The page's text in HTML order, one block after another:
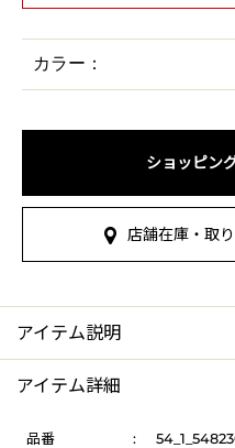
カラー：
ショッピン
店舗在庫・取
アイテム説明
アイテム詳細
品番 :